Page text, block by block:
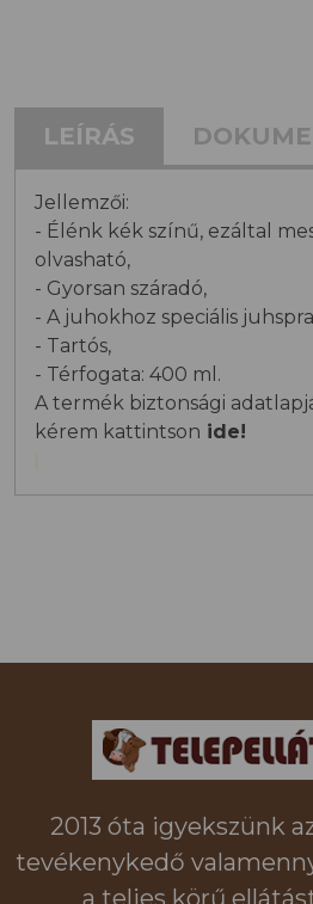
LEÍRÁS
Jellemzői:
- Élénk kék színű, ezáltal
olvasható,
- Gyorsan száradó,
- A juhokhoz speciális
- Tartós,
- Térfogata: 400 ml.
A termék biztonsági
kérem kattintson ide!
2013 óta igyekszünk
tevékenykedő
a teljes körű